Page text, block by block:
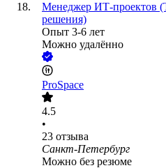
Менеджер ИТ-проектов
решения)
Опыт 3-6 лет
Можно удалённо
ProSpace
4.5
•
23 отзыва
Санкт-Петербург
Можно без резюме